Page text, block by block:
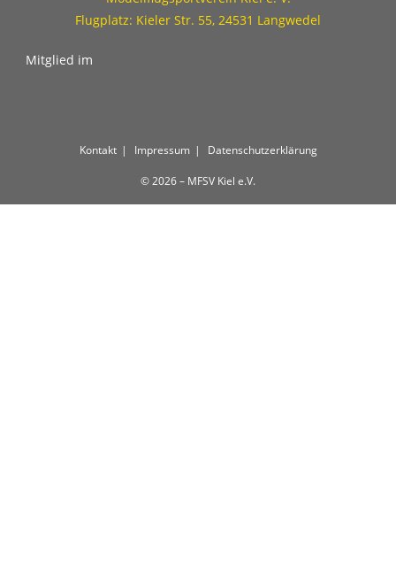
Flugplatz: Kieler Str. 55, 24531 Langwedel
Mitglied im
Kontakt Impressum Datenschutzerklärung
© 2026 – MFSV Kiel e.V.